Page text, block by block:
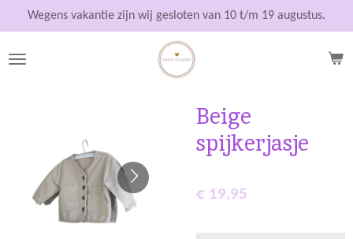
direct
naar
Wegens vakantie zijn wij gesloten van 10 t/m 19 augustus.
Beige
spijkerjasje
€ 19,95